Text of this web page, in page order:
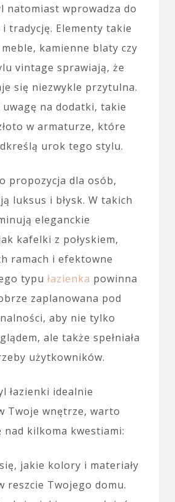
natomiast wprowadza do
i tradycję. Elementy takie
kamienne blaty czy
vintage sprawiają, że
się niezwykle przytulna.
na dodatki, takie
w armaturze, które
urok tego stylu.
propozycja dla osób,
luksus i błysk. W takich
eleganckie
kafelki z połyskiem,
ramach i efektowne
typu łazienka powinna
zaplanowana pod
aby nie tylko
ale także spełniała
użytkowników.
łazienki idealnie
Twoje wnętrze, warto
nad kilkoma kwestiami:
jakie kolory i materiały
reszcie Twojego domu.